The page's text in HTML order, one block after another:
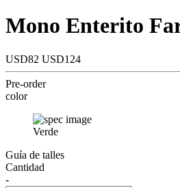
Mono Enterito
USD82 USD124
Pre-order
color
Verde
Guía de talles
Cantidad
-